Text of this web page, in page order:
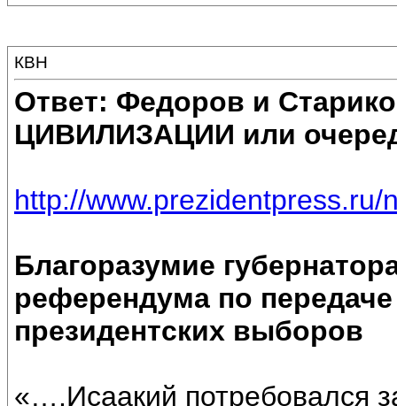
КВН
Ответ: Федоров и
ЦИВИЛИЗАЦИИ или
http://www.prezidentpress.ru/
Благоразумие
референдума по
президентских выборов
«….Исаакий потребовался